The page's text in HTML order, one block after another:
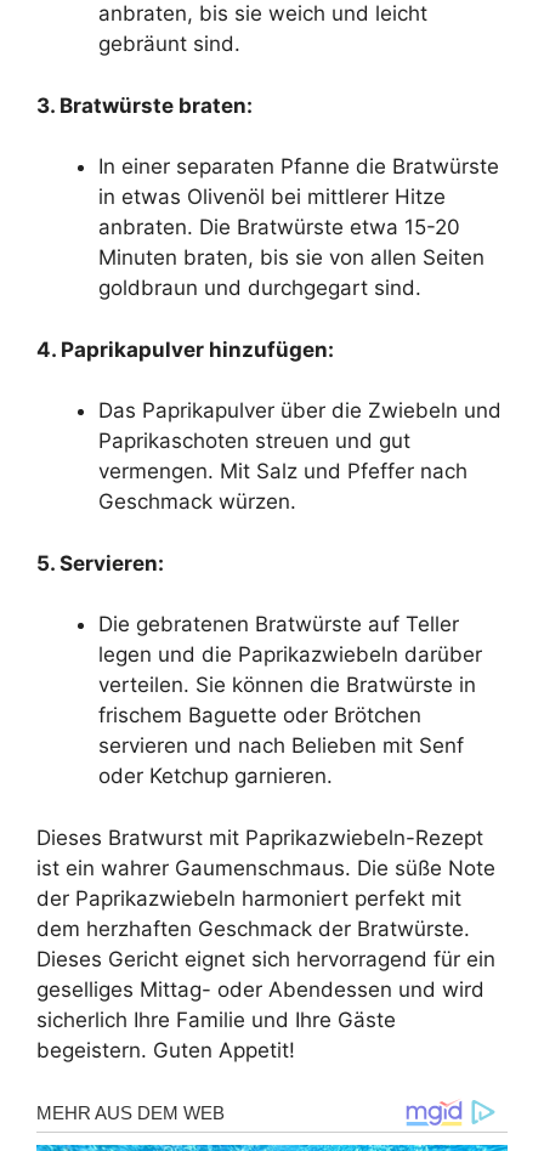
anbraten, bis sie weich und leicht
gebräunt sind.
3. Bratwürste braten:
In einer separaten Pfanne die Bratwürste
in etwas Olivenöl bei mittlerer Hitze
anbraten. Die Bratwürste etwa 15-20
Minuten braten, bis sie von allen Seiten
goldbraun und durchgegart sind.
4. Paprikapulver hinzufügen:
Das Paprikapulver über die Zwiebeln und
Paprikaschoten streuen und gut
vermengen. Mit Salz und Pfeffer nach
Geschmack würzen.
5. Servieren:
Die gebratenen Bratwürste auf Teller
legen und die Paprikazwiebeln darüber
verteilen. Sie können die Bratwürste in
frischem Baguette oder Brötchen
servieren und nach Belieben mit Senf
oder Ketchup garnieren.
Dieses Bratwurst mit Paprikazwiebeln-Rezept
ist ein wahrer Gaumenschmaus. Die süße Note
der Paprikazwiebeln harmoniert perfekt mit
dem herzhaften Geschmack der Bratwürste.
Dieses Gericht eignet sich hervorragend für ein
geselliges Mittag- oder Abendessen und wird
sicherlich Ihre Familie und Ihre Gäste
begeistern. Guten Appetit!